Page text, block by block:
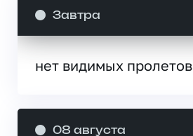
Завтра
нет видимых пролетов
08 августа